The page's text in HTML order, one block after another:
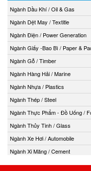
Ngành Dầu Khí / Oil & Gas
Ngành Dệt May / Textitle
Ngành Điện / Power Generation
Ngành Giấy -Bao Bì / Paper &
Ngành Gỗ / Timber
Ngành Hàng Hải / Marine
Ngành Nhựa / Plastics
Ngành Thép / Steel
Ngành Thực Phẩm - Đồ Uống /
Ngành Thủy Tinh / Glass
Ngành Xe Hơi / Automobile
Ngành Xi Măng / Cement